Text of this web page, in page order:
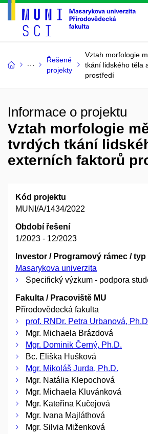
Řešené
projekty
Vztah morfologie
tkání lidského těla
prostředí
Informace o projektu
Vztah morfologie
tvrdých tkání
externích faktorů
Kód projektu
MUNI/A/1434/2022
Období řešení
1/2023 - 12/2023
Investor / Programový rámec /
Masarykova univerzita
Specifický výzkum - podpora
Fakulta / Pracoviště MU
Přírodovědecká fakulta
prof. RNDr. Petra Urbanová,
Mgr. Michaela Brázdová
Mgr. Dominik Černý, Ph.D.
Bc. Eliška Hušková
Mgr. Mikoláš Jurda, Ph.D.
Mgr. Natália Klepochová
Mgr. Michaela Kluvánková
Mgr. Kateřina Kučejová
Mgr. Ivana Majláthová
Mgr. Silvia Miženková